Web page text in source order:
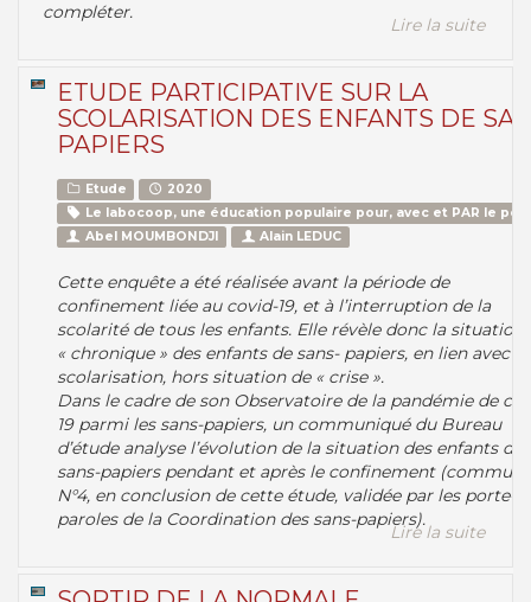
compléter.
Lire la suite
ETUDE PARTICIPATIVE SUR LA
SCOLARISATION DES ENFANTS DE
PAPIERS
Etude
2020
Le labocoop, une éducation populaire pour, avec et PAR le
Abel MOUMBONDJI
Alain LEDUC
Cette enquête a été réalisée avant la période de
confinement liée au covid-19, et à l’interruption de la
scolarité de tous les enfants. Elle révèle donc la situation
« chronique » des enfants de sans- papiers, en lien avec
scolarisation, hors situation de « crise ».
Dans le cadre de son Observatoire de la pandémie de
19 parmi les sans-papiers, un communiqué du Bureau
d’étude analyse l’évolution de la situation des enfants de
sans-papiers pendant et après le confinement
N°4, en conclusion de cette étude, validée par les porte-
paroles de la Coordination des sans-papiers).
Lire la suite